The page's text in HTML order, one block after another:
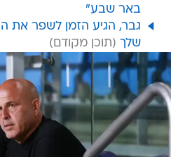
באר שבע"
גבר, הגיע הזמן לשפר את
שלך